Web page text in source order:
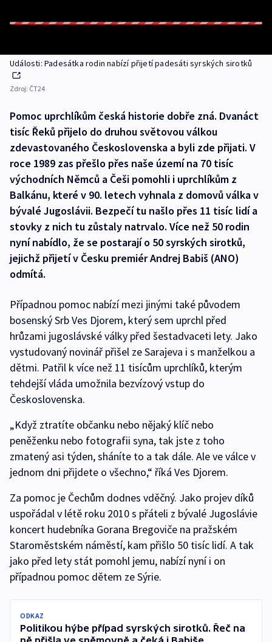
Události: Padesátka rodin nabízí přijetí padesáti syrských sirotků
Zdroj: ČT24
Pomoc uprchlíkům česká historie dobře zná. Dvanáct
tisíc Řeků přijelo do druhou světovou válkou
zdevastovaného Československa a byli zde přijati. V
roce 1989 zas přešlo přes naše území na 70 tisíc
východních Němců a Češi pomohli i uprchlíkům z
Balkánu, které v 90. letech vyhnala z domovů válka v
bývalé Jugoslávii. Bezpečí tu našlo přes 11 tisíc lidí a
stovky z nich tu zůstaly natrvalo. Více než 50 rodin
nyní nabídlo, že se postarají o 50 syrských sirotků,
jejichž přijetí v Česku premiér Andrej Babiš (ANO)
odmítá.
Případnou pomoc nabízí mezi jinými také původem
bosenský Srb Ves Djorem, který sem uprchl před
hrůzami jugoslávské války před šestadvaceti lety. Jako
vystudovaný novinář přišel ze Sarajeva i s manželkou a
dětmi. Patřil k více než 11 tisícům uprchlíků, kterým
tehdejší vláda umožnila bezvízový vstup do
Československa.
„Když ztratíte občanku nebo nějaký klíč nebo
peněženku nebo fotografii syna, tak jste z toho
zmatený asi týden, sháníte to a tak dále. Ale ve válce v
jednom dni přijdete o všechno,“ říká Ves Djorem.
Za pomoc je Čechům dodnes vděčný. Jako projev díků
uspořádal v létě roku 2010 s přáteli z bývalé Jugoslávie
koncert hudebníka Gorana Bregoviče na pražském
Staroměstském náměstí, kam přišlo 50 tisíc lidí. A tak
jako před lety stát pomohl jemu, nabízí nyní i on
případnou pomoc dětem ze Sýrie.
ODKAZ
Politikou hýbe případ syrských sirotků. Řeč na